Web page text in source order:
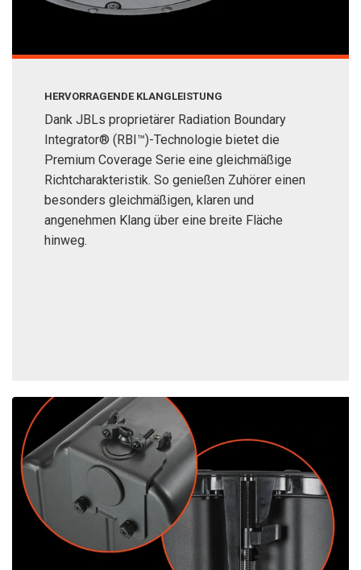
HERVORRAGENDE KLANGLEISTUNG
Dank JBLs proprietärer Radiation Boundary
Integrator® (RBI™)-Technologie bietet die
Premium Coverage Serie eine gleichmäßige
Richtcharakteristik. So genießen Zuhörer einen
besonders gleichmäßigen, klaren und
angenehmen Klang über eine breite Fläche
hinweg.